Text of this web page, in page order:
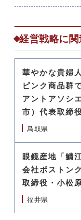
経営戦略に
華やかな貴婦
ピンク商品群
アントアソシ
市）代表取締
鳥取県
眼鏡産地「鯖
会社ボストン
取締役・小松
福井県